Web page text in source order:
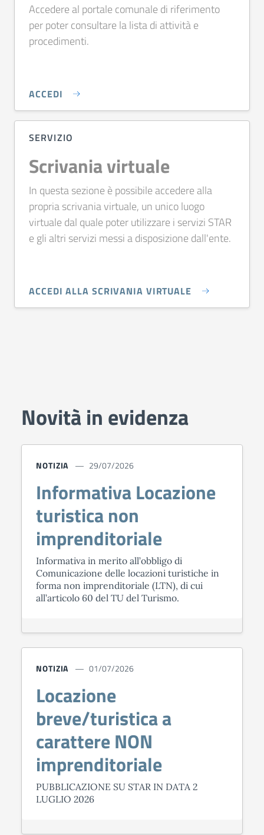
Accedere al portale comunale di riferimento
per poter consultare la lista di attività e
procedimenti.
ACCEDI
SERVIZIO
Scrivania virtuale
In questa sezione è possibile accedere alla
propria scrivania virtuale, un unico luogo
virtuale dal quale poter utilizzare i servizi STAR
e gli altri servizi messi a disposizione dall'ente.
ACCEDI ALLA SCRIVANIA VIRTUALE
Novità in evidenza
NOTIZIA 29/07/2026
Informativa Locazione
turistica non
imprenditoriale
Informativa in merito all’obbligo di
Comunicazione delle locazioni turistiche in
forma non imprenditoriale (LTN), di cui
all’articolo 60 del TU del Turismo.
NOTIZIA 01/07/2026
Locazione
breve/turistica a
carattere NON
imprenditoriale
PUBBLICAZIONE SU STAR IN DATA 2
LUGLIO 2026